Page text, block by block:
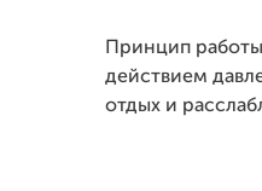
Принцип
действием
отдых и